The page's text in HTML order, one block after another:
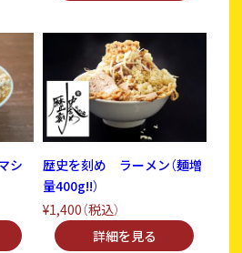
シ
歴史を刻め ラーメン（麺増
量400g!!）
¥1,400（税込）